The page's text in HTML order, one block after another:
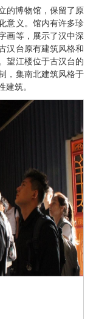
的博物馆，保留了原
意义。馆内有许多珍
画等，展示了汉中深
汉台原有建筑风格和
望江楼位于古汉台的
，集南北建筑风格于
筑。